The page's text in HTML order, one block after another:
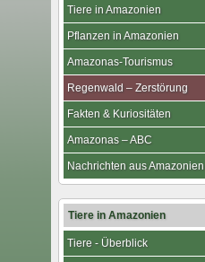
Tiere in Amazonien
Pflanzen in Amazonien
Amazonas-Tourismus
Regenwald – Zerstörung
Fakten & Kuriositäten
Amazonas – ABC
Nachrichten aus Amazonien
Tiere in Amazonien
Tiere - Überblick